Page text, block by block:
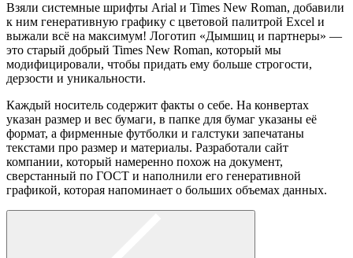
Взяли системные шрифты Arial и Times New Roman, добавили
к ним генеративную графику с цветовой палитрой Excel и
выжали всё на максимум! Логотип «Дымшиц и партнеры» —
это старый добрый Times New Roman, который мы
модифицировали, чтобы придать ему больше строгости,
дерзости и уникальности.
Каждый носитель содержит факты о себе. На конвертах
указан размер и вес бумаги, в папке для бумаг указаны её
формат, а фирменные футболки и галстуки запечатаны
текстами про размер и материалы. Разработали сайт
компании, который намеренно похож на документ,
сверстанный по ГОСТ и наполнили его генеративной
графикой, которая напоминает о больших объемах данных.